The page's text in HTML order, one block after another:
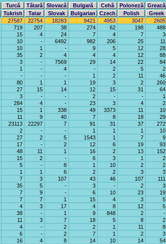
Turcă Tătară Slovacă Bulgară Cehă Poloneză Greacă
Tukrish Tatar Slovak Bulgarian Czech Polish Greek
27587 22754 18283 9421 4953 3047 2605
719 207 38 274 62 198 488
15 4 24 7 4 7 3
10 - 6492 982 206 25 11
10 1 - 9 5 12 28
35 2 4 4 4 12 88
3 - 7569 29 14 22 84
1 - 4 - 2 5 2
- - - 1 2 11 46
80 1 1 19 3 2 260
27 15 14 12 15 31 64
3 - - 2 - - 1
284 4 - 23 3 4 2
15 1 338 49 3373 11 10
11 9 40 7 8 18 29
23113 22297 7 91 31 37 272
2 - - 1 1 1 10
27 2 5 1543 1 7 9
17 - 2 12 6 19 93
48 11 1 16 2 13 152
15 2 - 6 3 1 2
5 - 8 1 10 2 2
1 1 6 2 2 3 3
7 3 107 43 46 107 111
35 5 - 3 - 2 3
7 9 - 6 10 23 19
7 7 1 15 4 3 5
4 3 17 4 8 12 5
38 - 1 9 848 2 -
11 3 7 18 5 8 2
4 - 2 2 1 11 8
6 - 2 7 1 2 3
16 4 8 14 10 14 54